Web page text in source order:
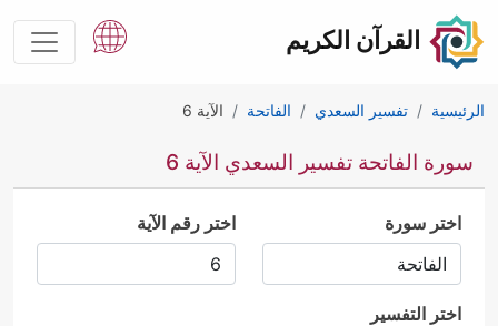
القرآن الكريم
الرئيسية تفسير السعدي الفاتحة الآية 6
سورة الفاتحة تفسير السعدي الآية 6
اختر سورة اختر رقم الآية
اختر التفسير